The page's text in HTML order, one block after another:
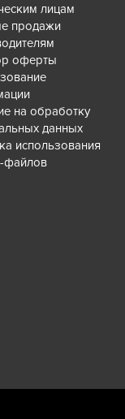
лицам
продажи
оферты
на обработку
данных
использования
файлов